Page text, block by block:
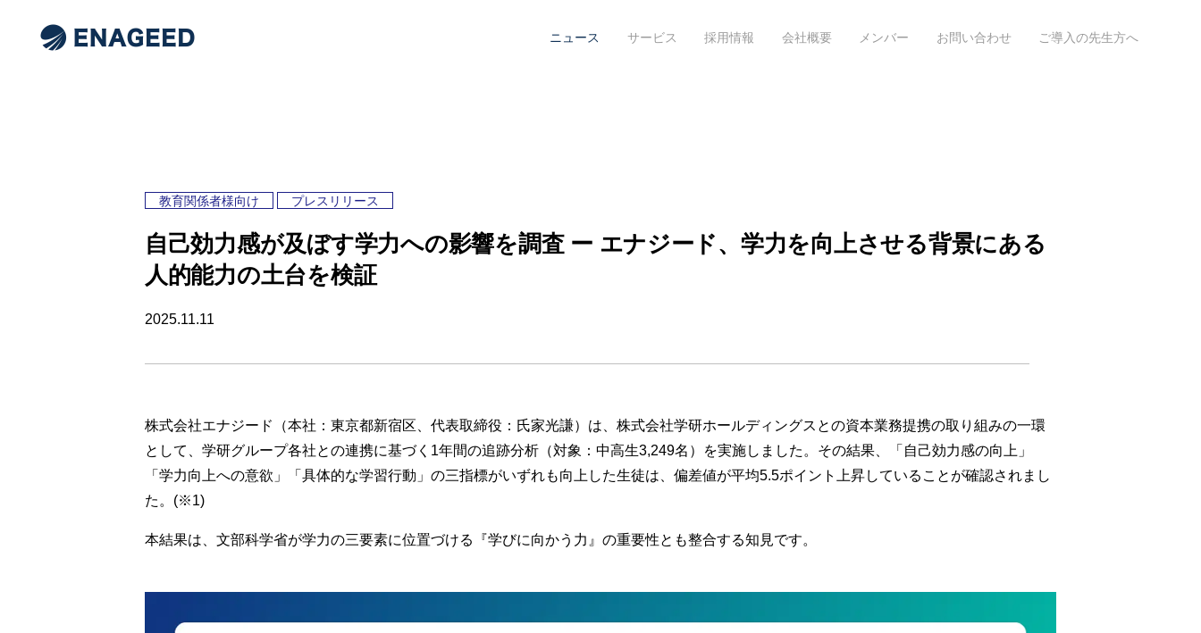
ニュース サービス 採用情報 会社概要 メンバー お問い合わせ ご導入の先生方へ
教育関係者様向け プレスリリース
自己効力感が及ぼす学力への影響を調査 ー エナジード、学力を向上させる背景にある
人的能力の土台を検証
2025.11.11
株式会社エナジード（本社：東京都新宿区、代表取締役：氏家光謙）は、株式会社学研ホールディングスとの資本業務提携の取り組みの一環
として、学研グループ各社との連携に基づく1年間の追跡分析（対象：中高生3,249名）を実施しました。その結果、「自己効力感の向上」
「学力向上への意欲」「具体的な学習行動」の三指標がいずれも向上した生徒は、偏差値が平均5.5ポイント
上昇していることが確認されまし
た。(※1)
本結果は、文部科学省が学力の三要素に位置づける『学びに向かう力』の重要性とも整合する知見です。